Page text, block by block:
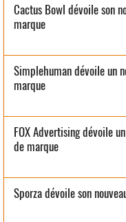
Cactus Bowl dévoile son
marque
Simplehuman dévoile un
marque
FOX Advertising dévoile
de marque
Sporza dévoile son